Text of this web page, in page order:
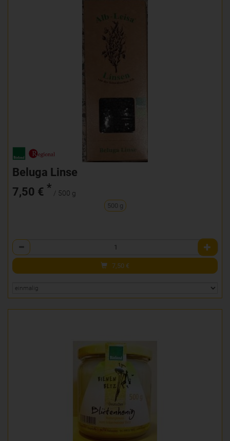
Beluga Linse
7,50 € * / 500 g
500 g
Anzahl
7,50 €